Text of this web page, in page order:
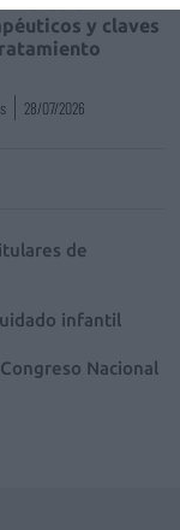
y claves
28/07/2026
de
infantil
Nacional